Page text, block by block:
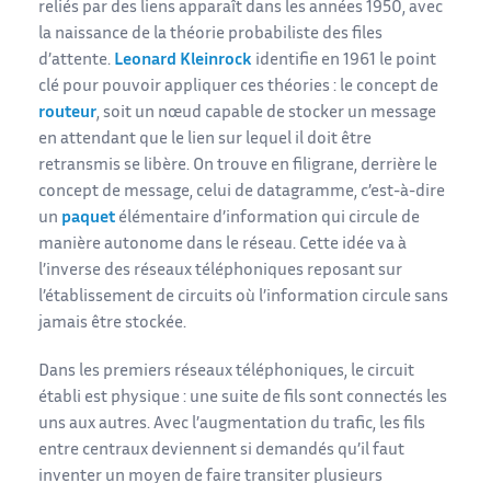
reliés par des liens apparaît dans les années 1950, avec
la naissance de la théorie probabiliste des files
d’attente. Leonard Kleinrock identifie en 1961 le point
clé pour pouvoir appliquer ces théories : le concept de
routeur, soit un nœud capable de stocker un message
en attendant que le lien sur lequel il doit être
retransmis se libère. On trouve en filigrane, derrière le
concept de message, celui de datagramme, c’est-à-dire
un paquet élémentaire d’information qui circule de
manière autonome dans le réseau. Cette idée va à
l’inverse des réseaux téléphoniques reposant sur
l’établissement de circuits où l’information circule sans
jamais être stockée.
Dans les premiers réseaux téléphoniques, le circuit
établi est physique : une suite de fils sont connectés les
uns aux autres. Avec l’augmentation du trafic, les fils
entre centraux deviennent si demandés qu’il faut
inventer un moyen de faire transiter plusieurs